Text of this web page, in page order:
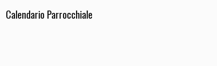
Calendario Parrocchiale